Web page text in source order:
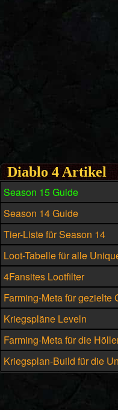
Diablo 4 Artikel
Season 15 Guide
Season 14 Guide
Tier-Liste für Season 14
Loot-Tabelle für alle
4Fansites Lootfilter
Farming-Meta für gezielte
Kriegspläne Leveln
Farming-Meta für die
Kriegsplan-Build für die